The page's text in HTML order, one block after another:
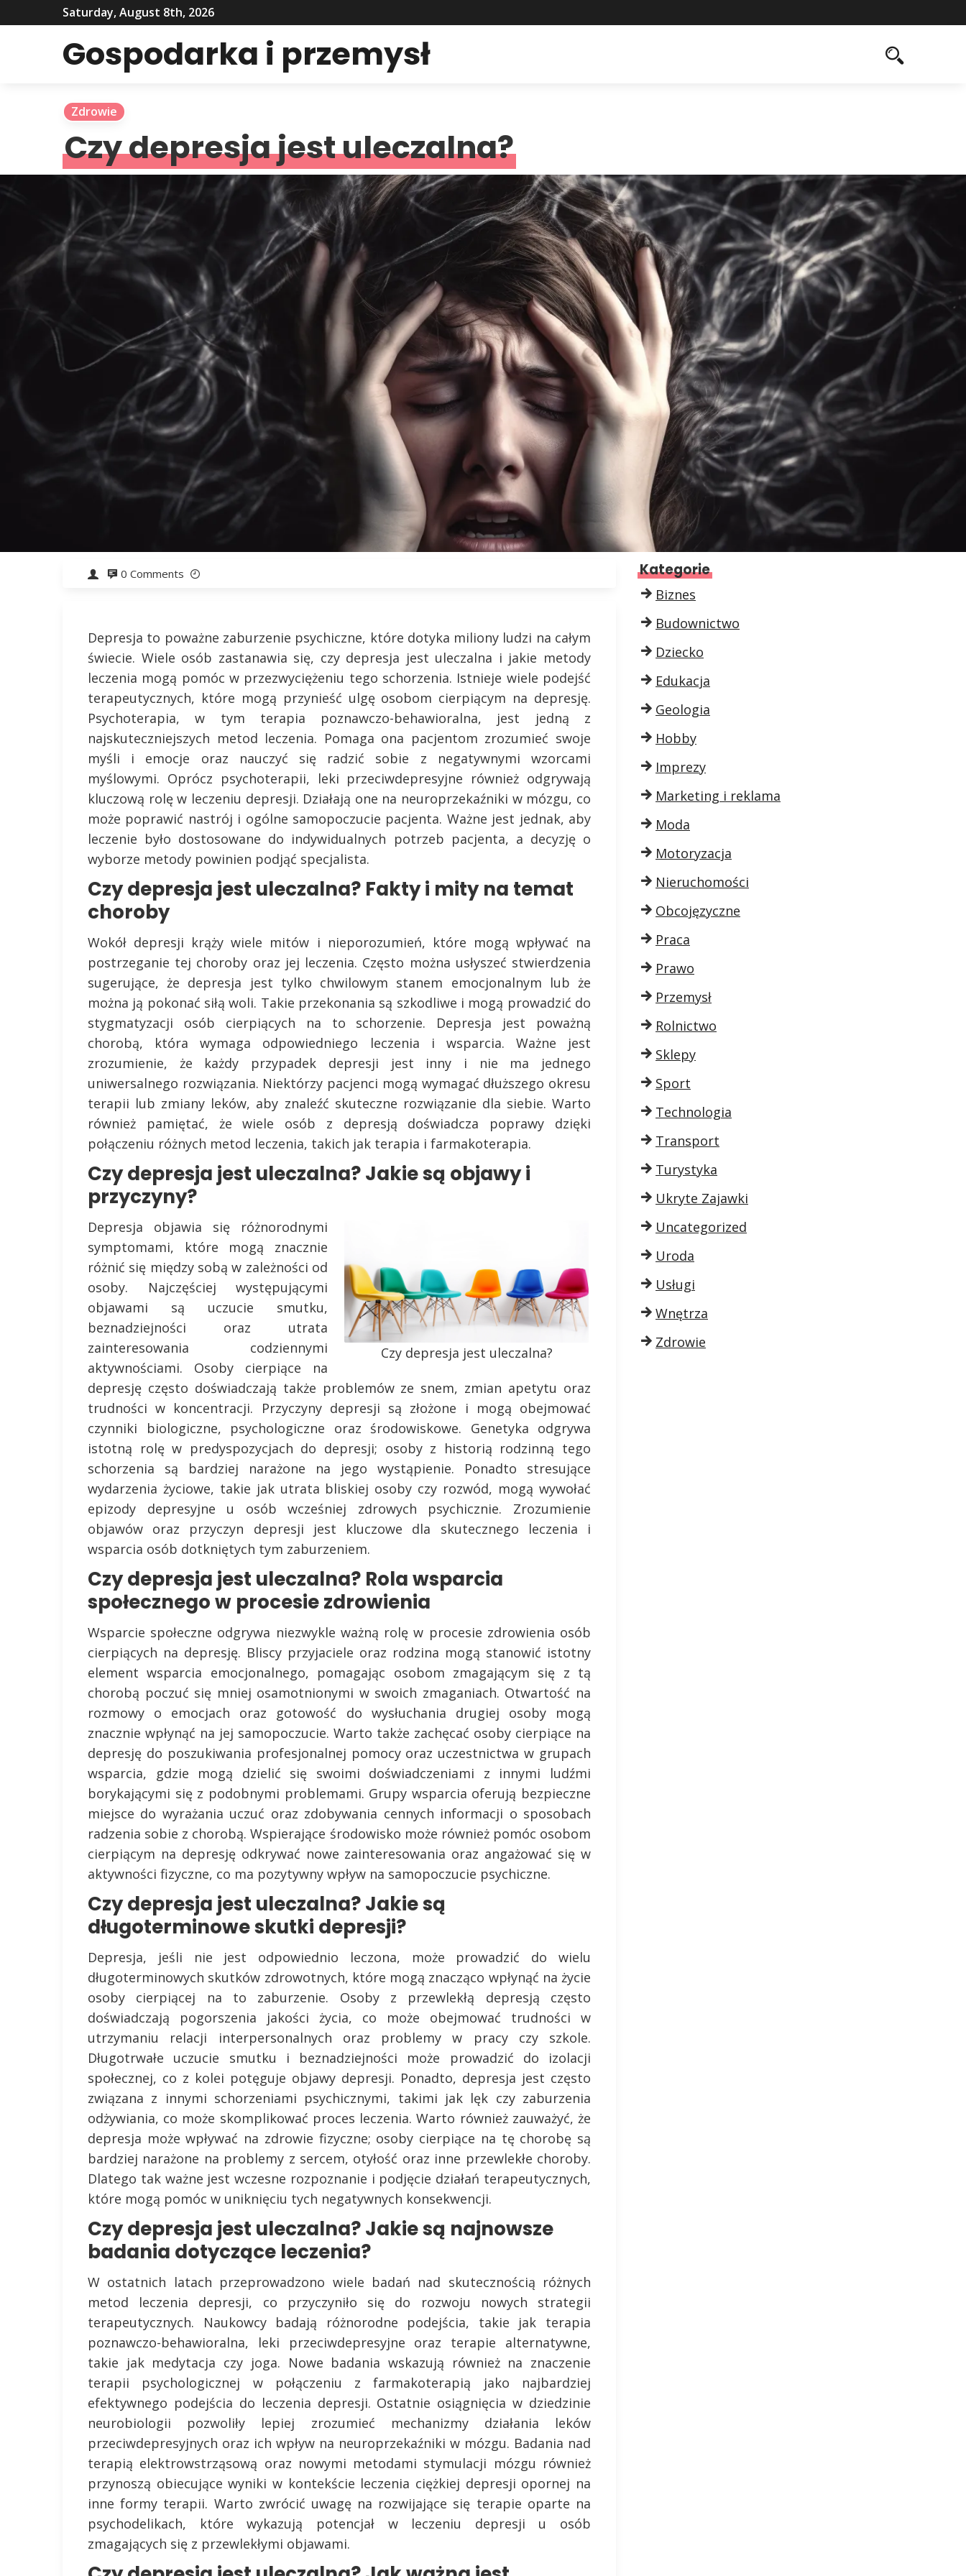
Saturday, August 8th, 2026
Gospodarka i przemysł
Zdrowie
Czy depresja jest uleczalna?
0 Comments
Depresja to poważne zaburzenie psychiczne, które dotyka miliony ludzi na całym
świecie. Wiele osób zastanawia się, czy depresja jest uleczalna i jakie metody
leczenia mogą pomóc w przezwyciężeniu tego schorzenia. Istnieje wiele podejść
terapeutycznych, które mogą przynieść ulgę osobom cierpiącym na depresję.
Psychoterapia, w tym terapia poznawczo-behawioralna, jest jedną z
najskuteczniejszych metod leczenia. Pomaga ona pacjentom zrozumieć swoje
myśli i emocje oraz nauczyć się radzić sobie z negatywnymi wzorcami
myślowymi. Oprócz psychoterapii, leki przeciwdepresyjne również odgrywają
kluczową rolę w leczeniu depresji. Działają one na neuroprzekaźniki w mózgu, co
może poprawić nastrój i ogólne samopoczucie pacjenta. Ważne jest jednak, aby
leczenie było dostosowane do indywidualnych potrzeb pacjenta, a decyzję o
wyborze metody powinien podjąć specjalista.
Czy depresja jest uleczalna? Fakty i mity na temat
choroby
Wokół depresji krąży wiele mitów i nieporozumień, które mogą wpływać na
postrzeganie tej choroby oraz jej leczenia. Często można usłyszeć stwierdzenia
sugerujące, że depresja jest tylko chwilowym stanem emocjonalnym lub że
można ją pokonać siłą woli. Takie przekonania są szkodliwe i mogą prowadzić do
stygmatyzacji osób cierpiących na to schorzenie. Depresja jest poważną
chorobą, która wymaga odpowiedniego leczenia i wsparcia. Ważne jest
zrozumienie, że każdy przypadek depresji jest inny i nie ma jednego
uniwersalnego rozwiązania. Niektórzy pacjenci mogą wymagać dłuższego okresu
terapii lub zmiany leków, aby znaleźć skuteczne rozwiązanie dla siebie. Warto
również pamiętać, że wiele osób z depresją doświadcza poprawy dzięki
połączeniu różnych metod leczenia, takich jak terapia i farmakoterapia.
Czy depresja jest uleczalna? Jakie są objawy i
przyczyny?
Czy depresja jest uleczalna?
Depresja objawia się różnorodnymi
symptomami, które mogą znacznie
różnić się między sobą w zależności od
osoby. Najczęściej występującymi
objawami są uczucie smutku,
beznadziejności oraz utrata
zainteresowania codziennymi
aktywnościami. Osoby cierpiące na
depresję często doświadczają także problemów ze snem, zmian apetytu oraz
trudności w koncentracji. Przyczyny depresji są złożone i mogą obejmować
czynniki biologiczne, psychologiczne oraz środowiskowe. Genetyka odgrywa
istotną rolę w predyspozycjach do depresji; osoby z historią rodzinną tego
schorzenia są bardziej narażone na jego wystąpienie. Ponadto stresujące
wydarzenia życiowe, takie jak utrata bliskiej osoby czy rozwód, mogą wywołać
epizody depresyjne u osób wcześniej zdrowych psychicznie. Zrozumienie
objawów oraz przyczyn depresji jest kluczowe dla skutecznego leczenia i
wsparcia osób dotkniętych tym zaburzeniem.
Czy depresja jest uleczalna? Rola wsparcia
społecznego w procesie zdrowienia
Wsparcie społeczne odgrywa niezwykle ważną rolę w procesie zdrowienia osób
cierpiących na depresję. Bliscy przyjaciele oraz rodzina mogą stanowić istotny
element wsparcia emocjonalnego, pomagając osobom zmagającym się z tą
chorobą poczuć się mniej osamotnionymi w swoich zmaganiach. Otwartość na
rozmowy o emocjach oraz gotowość do wysłuchania drugiej osoby mogą
znacznie wpłynąć na jej samopoczucie. Warto także zachęcać osoby cierpiące na
depresję do poszukiwania profesjonalnej pomocy oraz uczestnictwa w grupach
wsparcia, gdzie mogą dzielić się swoimi doświadczeniami z innymi ludźmi
borykającymi się z podobnymi problemami. Grupy wsparcia oferują bezpieczne
miejsce do wyrażania uczuć oraz zdobywania cennych informacji o sposobach
radzenia sobie z chorobą. Wspierające środowisko może również pomóc osobom
cierpiącym na depresję odkrywać nowe zainteresowania oraz angażować się w
aktywności fizyczne, co ma pozytywny wpływ na samopoczucie psychiczne.
Czy depresja jest uleczalna? Jakie są
długoterminowe skutki depresji?
Depresja, jeśli nie jest odpowiednio leczona, może prowadzić do wielu
długoterminowych skutków zdrowotnych, które mogą znacząco wpłynąć na życie
osoby cierpiącej na to zaburzenie. Osoby z przewlekłą depresją często
doświadczają pogorszenia jakości życia, co może obejmować trudności w
utrzymaniu relacji interpersonalnych oraz problemy w pracy czy szkole.
Długotrwałe uczucie smutku i beznadziejności może prowadzić do izolacji
społecznej, co z kolei potęguje objawy depresji. Ponadto, depresja jest często
związana z innymi schorzeniami psychicznymi, takimi jak lęk czy zaburzenia
odżywiania, co może skomplikować proces leczenia. Warto również zauważyć, że
depresja może wpływać na zdrowie fizyczne; osoby cierpiące na tę chorobę są
bardziej narażone na problemy z sercem, otyłość oraz inne przewlekłe choroby.
Dlatego tak ważne jest wczesne rozpoznanie i podjęcie działań terapeutycznych,
które mogą pomóc w uniknięciu tych negatywnych konsekwencji.
Czy depresja jest uleczalna? Jakie są najnowsze
badania dotyczące leczenia?
W ostatnich latach przeprowadzono wiele badań nad skutecznością różnych
metod leczenia depresji, co przyczyniło się do rozwoju nowych strategii
terapeutycznych. Naukowcy badają różnorodne podejścia, takie jak terapia
poznawczo-behawioralna, leki przeciwdepresyjne oraz terapie alternatywne,
takie jak medytacja czy joga. Nowe badania wskazują również na znaczenie
terapii psychologicznej w połączeniu z farmakoterapią jako najbardziej
efektywnego podejścia do leczenia depresji. Ostatnie osiągnięcia w dziedzinie
neurobiologii pozwoliły lepiej zrozumieć mechanizmy działania leków
przeciwdepresyjnych oraz ich wpływ na neuroprzekaźniki w mózgu. Badania nad
terapią elektrowstrząsową oraz nowymi metodami stymulacji mózgu również
przynoszą obiecujące wyniki w kontekście leczenia ciężkiej depresji opornej na
inne formy terapii. Warto zwrócić uwagę na rozwijające się terapie oparte na
psychodelikach, które wykazują potencjał w leczeniu depresji u osób
zmagających się z przewlekłymi objawami.
Kategorie
Biznes
Budownictwo
Dziecko
Edukacja
Geologia
Hobby
Imprezy
Marketing i reklama
Moda
Motoryzacja
Nieruchomości
Obcojęzyczne
Praca
Prawo
Przemysł
Rolnictwo
Sklepy
Sport
Technologia
Transport
Turystyka
Ukryte Zajawki
Uncategorized
Uroda
Usługi
Wnętrza
Zdrowie